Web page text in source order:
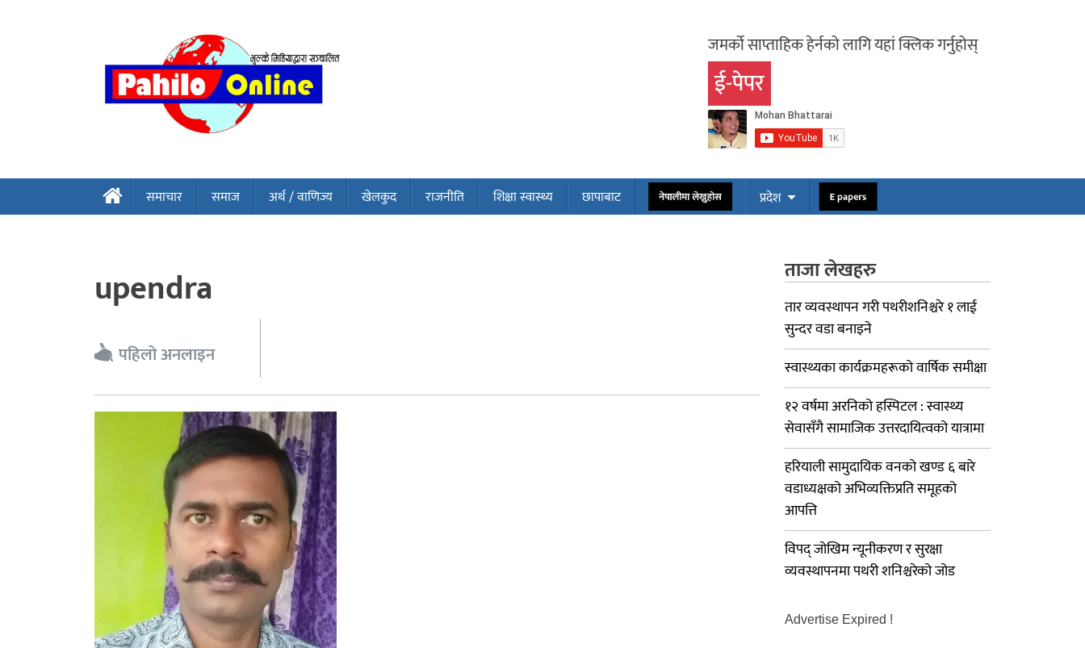
जमर्को साप्ताहिक हेर्नको लागि यहां क्लिक गर्नुहोस्
ई-पेपर
समाचार समाज अर्थ / वाणिज्य खेलकुद राजनीति शिक्षा स्वास्थ्य छापाबाट नेपालीमा लेख्नुहोस प्रदेश E papers
upendra
पहिलो अनलाइन
ताजा लेखहरु
तार व्यवस्थापन गरी पथरीशनिश्चरे १ लाई
सुन्दर वडा बनाइने
स्वास्थ्यका कार्यक्रमहरूको वार्षिक समीक्षा
१२ वर्षमा अरनिको हस्पिटल : स्वास्थ्य
सेवासँगै सामाजिक उत्तरदायित्वको यात्रामा
हरियाली सामुदायिक वनको खण्ड ६ बारे
वडाध्यक्षको अभिव्यक्तिप्रति समूहको
आपत्ति
विपद् जोखिम न्यूनीकरण र सुरक्षा
व्यवस्थापनमा पथरी शनिश्चरेको जोड
Advertise Expired !